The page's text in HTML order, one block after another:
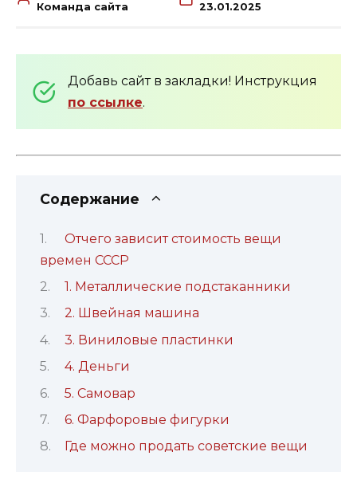
Команда сайта 23.01.2025
Добавь сайт в закладки! Инструкция
по ссылке.
Содержание
Отчего зависит стоимость вещи
времен СССР
1. Металлические подстаканники
2. Швейная машина
3. Виниловые пластинки
4. Деньги
5. Самовар
6. Фарфоровые фигурки
Где можно продать советские вещи